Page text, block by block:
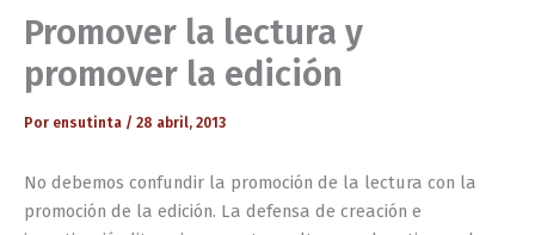
Promover la lectura y
promover la edición
Por ensutinta / 28 abril, 2013
No debemos confundir la promoción de la lectura con la
promoción de la edición. La defensa de creación e